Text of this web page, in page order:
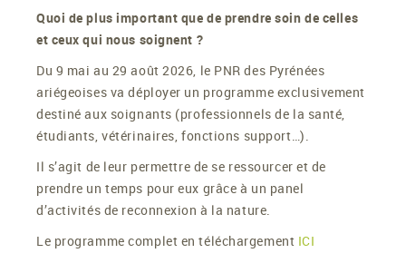
Quoi de plus important que de prendre soin de celles
et ceux qui nous soignent ?
Du 9 mai au 29 août 2026, le PNR des Pyrénées
ariégeoises va déployer un programme exclusivement
destiné aux soignants (professionnels de la santé,
étudiants, vétérinaires, fonctions support…).
Il s’agit de leur permettre de se ressourcer et de
prendre un temps pour eux grâce à un panel
d’activités de reconnexion à la nature.
Le programme complet en téléchargement ICI